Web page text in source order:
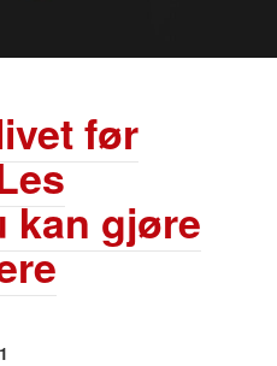
før
kan gjøre